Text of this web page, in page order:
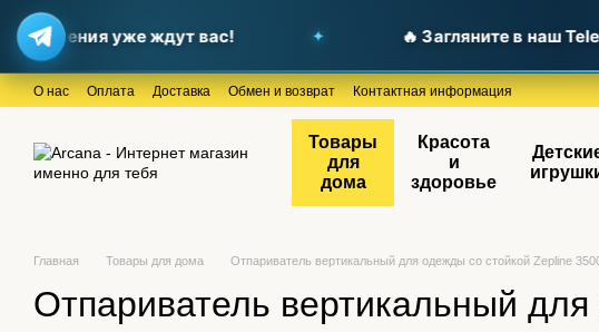
уже ждут вас! 🔥 Загляните в наш
Перейти к основному контенту
О нас Оплата Доставка Обмен и возврат Контактная информация
Товары
для
дома
Красота
и
здоровье
Главная Товары для дома Отпариватель вертикальный для одежды со стойкой Zepline
Отпариватель вертикальный